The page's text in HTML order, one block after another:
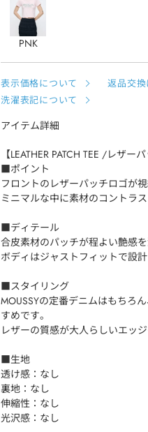
PNK
表示価格について 返品交換
洗濯表記について
アイテム詳細
【LEATHER PATCH TEE /レザー
■ポイント
フロントのレザーパッチロゴが
ミニマルな中に素材のコントラ
■ディテール
合皮素材のパッチが程よい艶感
ボディはジャストフィットで設
■スタイリング
MOUSSYの定番デニムはもちろ
すめです。
レザーの質感が大人らしいエッ
■生地
透け感：なし
裏地：なし
伸縮性：なし
光沢感：なし